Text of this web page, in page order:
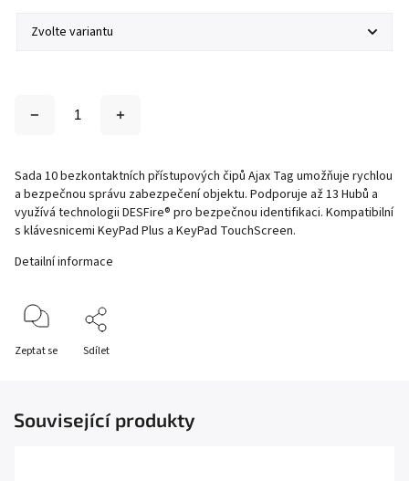
Sada 10 bezkontaktních přístupových čipů Ajax Tag umožňuje rychlou
a bezpečnou správu zabezpečení objektu. Podporuje až 13 Hubů a
využívá technologii DESFire® pro bezpečnou identifikaci. Kompatibilní
s klávesnicemi KeyPad Plus a KeyPad TouchScreen.
Detailní informace
Zeptat se Sdílet
Související produkty